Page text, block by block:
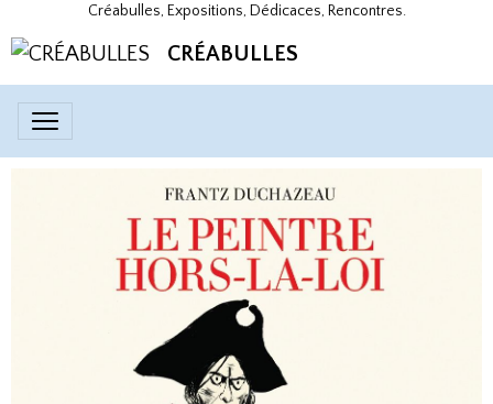
Créabulles, Expositions, Dédicaces, Rencontres.
CRÉABULLES